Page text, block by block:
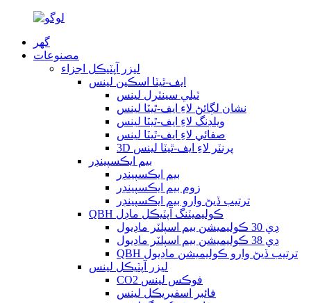
گھر
مصنوعات
ليزر آپٽيڪل اجزاء
ايف-ٿيٽا اسڪين لينس
ٽيلي سينٽرل لينس
نشان لڳائڻ لاءِ ايف-ٿيٽا لينس
ويلڊنگ لاءِ ايف-ٿيٽا لينس
صفائي لاءِ ايف-ٿيٽا لينس
3D پرنٽر لاءِ ايف-ٿيٽا لينس
بيم ايڪسپينڊر
بيم ايڪسپينڊر
زوم بيم ايڪسپينڊر
ترتيب ڏيڻ وارو بيم ايڪسپينڊر
QBH ڪوليميٽنگ آپٽيڪل ماڊل
ڊي 30 ڪوليميشن بيم اسپلٽر ماڊيول
ڊي 38 ڪوليميشن بيم اسپلٽر ماڊيول
QBH ترتيب ڏيڻ وارو ڪوليميشن ماڊيول
ليزر آپٽيڪل لينس
CO2 فوڪس لينس
فائبر اسفيريڪل لينس